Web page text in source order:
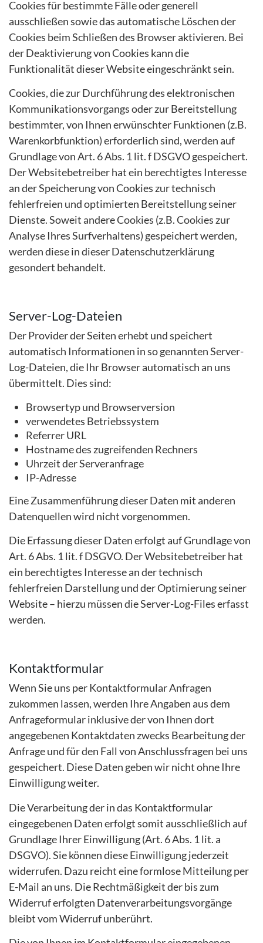
Cookies für bestimmte Fälle oder generell
ausschließen sowie das automatische Löschen der
Cookies beim Schließen des Browser aktivieren. Bei
der Deaktivierung von Cookies kann die
Funktionalität dieser Website eingeschränkt sein.
Cookies, die zur Durchführung des elektronischen
Kommunikationsvorgangs oder zur Bereitstellung
bestimmter, von Ihnen erwünschter Funktionen (z.B.
Warenkorbfunktion) erforderlich sind, werden auf
Grundlage von Art. 6 Abs. 1 lit. f DSGVO gespeichert.
Der Websitebetreiber hat ein berechtigtes Interesse
an der Speicherung von Cookies zur technisch
fehlerfreien und optimierten Bereitstellung seiner
Dienste. Soweit andere Cookies (z.B. Cookies zur
Analyse Ihres Surfverhaltens) gespeichert werden,
werden diese in dieser Datenschutzerklärung
gesondert behandelt.
Server-Log-Dateien
Der Provider der Seiten erhebt und speichert
automatisch Informationen in so genannten Server-
Log-Dateien, die Ihr Browser automatisch an uns
übermittelt. Dies sind:
Browsertyp und Browserversion
verwendetes Betriebssystem
Referrer URL
Hostname des zugreifenden Rechners
Uhrzeit der Serveranfrage
IP-Adresse
Eine Zusammenführung dieser Daten mit anderen
Datenquellen wird nicht vorgenommen.
Die Erfassung dieser Daten erfolgt auf Grundlage von
Art. 6 Abs. 1 lit. f DSGVO. Der Websitebetreiber hat
ein berechtigtes Interesse an der technisch
fehlerfreien Darstellung und der Optimierung seiner
Website – hierzu müssen die Server-Log-Files erfasst
werden.
Kontaktformular
Wenn Sie uns per Kontaktformular Anfragen
zukommen lassen, werden Ihre Angaben aus dem
Anfrageformular inklusive der von Ihnen dort
angegebenen Kontaktdaten zwecks Bearbeitung der
Anfrage und für den Fall von Anschlussfragen bei uns
gespeichert. Diese Daten geben wir nicht ohne Ihre
Einwilligung weiter.
Die Verarbeitung der in das Kontaktformular
eingegebenen Daten erfolgt somit ausschließlich auf
Grundlage Ihrer Einwilligung (Art. 6 Abs. 1 lit. a
DSGVO). Sie können diese Einwilligung jederzeit
widerrufen. Dazu reicht eine formlose Mitteilung per
E-Mail an uns. Die Rechtmäßigkeit der bis zum
Widerruf erfolgten Datenverarbeitungsvorgänge
bleibt vom Widerruf unberührt.